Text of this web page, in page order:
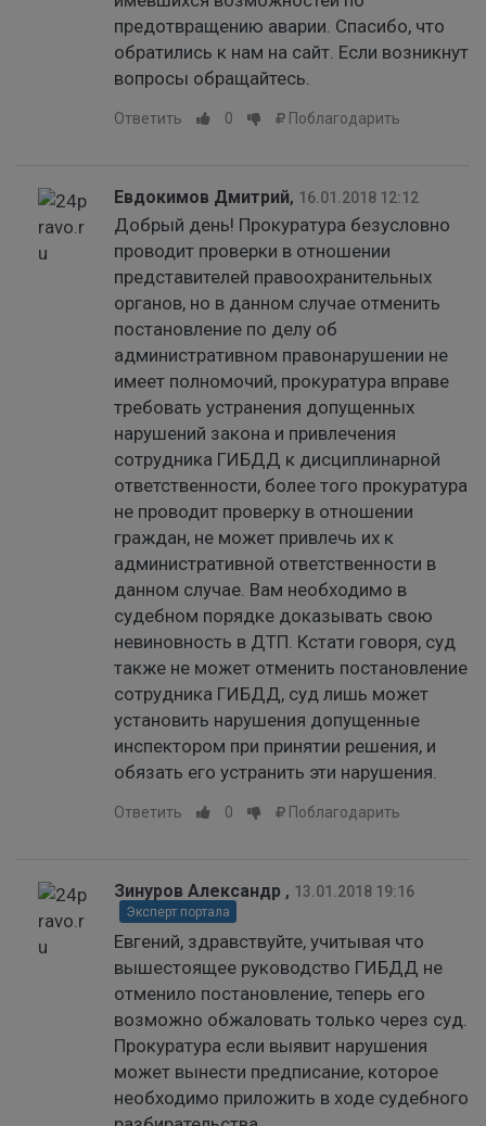
предотвращению аварии. Спасибо, что
обратились к нам на сайт. Если возникнут
вопросы обращайтесь.
Ответить 0 Поблагодарить
Евдокимов Дмитрий, 16.01.2018 12:12
Добрый день! Прокуратура безусловно
проводит проверки в отношении
представителей правоохранительных
органов, но в данном случае отменить
постановление по делу об
административном правонарушении не
имеет полномочий, прокуратура вправе
требовать устранения допущенных
нарушений закона и привлечения
сотрудника ГИБДД к дисциплинарной
ответственности, более того прокуратура
не проводит проверку в отношении
граждан, не может привлечь их к
административной ответственности в
данном случае. Вам необходимо в
судебном порядке доказывать свою
невиновность в ДТП. Кстати говоря, суд
также не может отменить постановление
сотрудника ГИБДД, суд лишь может
установить нарушения допущенные
инспектором при принятии решения, и
обязать его устранить эти нарушения.
Ответить 0 Поблагодарить
Зинуров Александр , 13.01.2018 19:16
Эксперт портала
Евгений, здравствуйте, учитывая что
вышестоящее руководство ГИБДД не
отменило постановление, теперь его
возможно обжаловать только через суд.
Прокуратура если выявит нарушения
может вынести предписание, которое
необходимо приложить в ходе судебного